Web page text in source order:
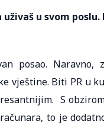
u svom poslu.
posao. Naravno,
vještine. Biti PR u
S
to je